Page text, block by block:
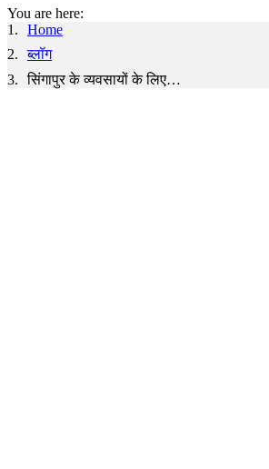
You are here:
Home
ब्लॉग
सिंगापुर के व्यवसायों के लिए…